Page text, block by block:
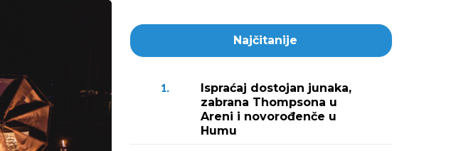
Najčitanije
1.
Ispraćaj dostojan junaka,
zabrana Thompsona u
Areni i novorođenče u
Humu